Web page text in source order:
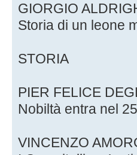
GIORGIO
Storia di un leone
STORIA
PIER FELICE
Nobiltà entra nel
VINCENZO